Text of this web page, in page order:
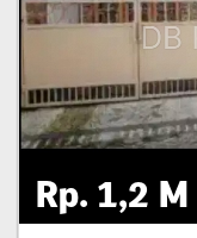
Rp. 1,2 M